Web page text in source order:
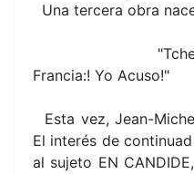
Una tercera obra
"Tchernobyl,
Francia:! Yo Acuso!"
Esta vez, Jean-
El interés de
al sujeto EN